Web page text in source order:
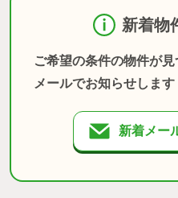
新着物
ご希望の条件の物件が見
メールでお知らせします
新着メー